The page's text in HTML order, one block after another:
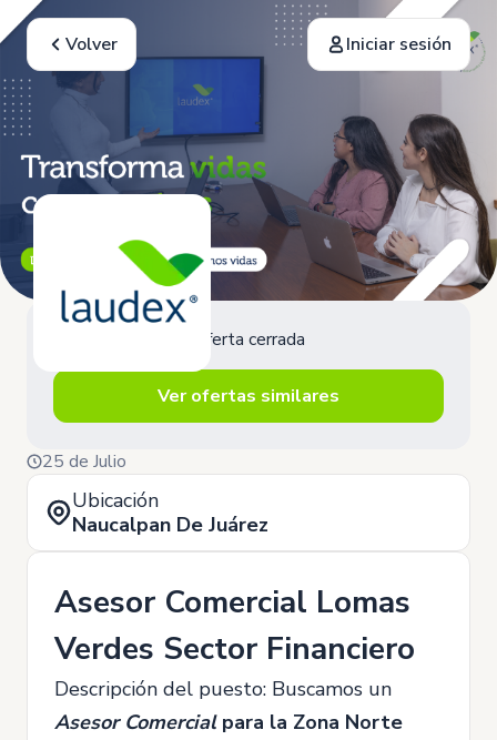
Volver Iniciar sesión
Oferta cerrada
Ver ofertas similares
25 de Julio
Ubicación
Naucalpan De Juárez
Asesor Comercial Lomas
Verdes Sector Financiero
Descripción del puesto: Buscamos un
Asesor Comercialpara la Zona Norte